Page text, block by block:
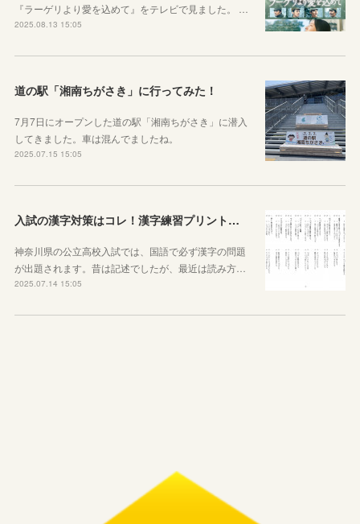
『ラーゲリより愛を込めて』をテレビで見ました。 …
2025.08.13 15:05
道の駅「湘南ちがさき」に行ってみた！
7月7日にオープンした道の駅「湘南ちがさき」に潜入
してきました。車は混んでましたね。
2025.07.15 15:05
入試の漢字対策はコレ！漢字練習プリントのご紹介！
神奈川県の公立高校入試では、国語で必ず漢字の問題
が出題されます。昔は記述でしたが、最近は読み方…
2025.07.14 15:05